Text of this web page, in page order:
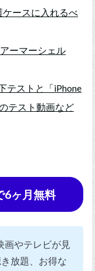
ケースに入れるべ
ーマーシェル
テストと「iPhone
テスト動画など
ヶ月無料
画やテレビが見
放題、お得な